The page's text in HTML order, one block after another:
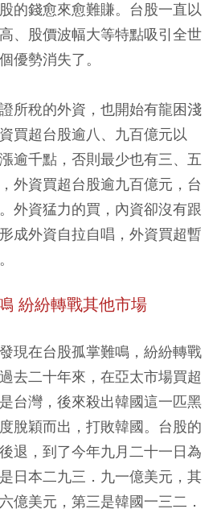
的錢愈來愈難賺。台股一直以
、股價波幅大等特點吸引全世
優勢消失了。
所稅的外資，也開始有龍困淺
買超台股逾八、九百億元以
逾千點，否則最少也有三、五
外資買超台股逾九百億元，台
外資猛力的買，內資卻沒有跟
成外資自拉自唱，外資買超暫
紛紛轉戰其他市場
現在台股孤掌難鳴，紛紛轉戰
去二十年來，在亞太市場買超
台灣，後來殺出韓國這一匹黑
脫穎而出，打敗韓國。台股的
退，到了今年九月二十一日為
日本二九三．九一億美元，其
億美元，第三是韓國一三二．